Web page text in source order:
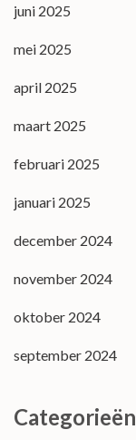
juni 2025
mei 2025
april 2025
maart 2025
februari 2025
januari 2025
december 2024
november 2024
oktober 2024
september 2024
Categorieën